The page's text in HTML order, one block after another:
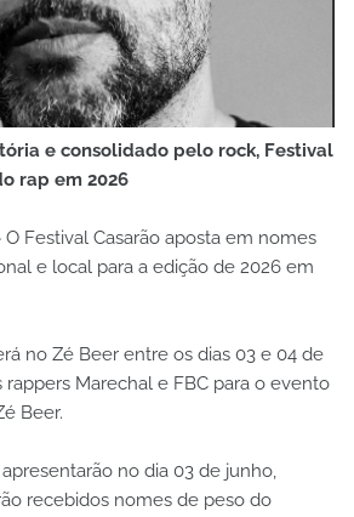
e consolidado pelo rock, Festival
rap em 2026
O Festival Casarão aposta em nomes
e local para a edição de 2026 em
no Zé Beer entre os dias 03 e 04 de
rappers Marechal e FBC para o evento
Beer.
no dia 03 de junho,
recebidos nomes de peso do